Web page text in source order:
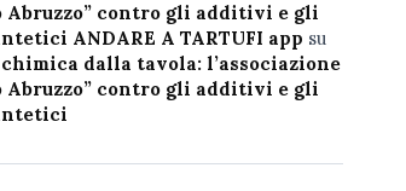
Abruzzo” contro gli additivi e gli
ANDARE A TARTUFI app su
dalla tavola: l’associazione
Abruzzo” contro gli additivi e gli